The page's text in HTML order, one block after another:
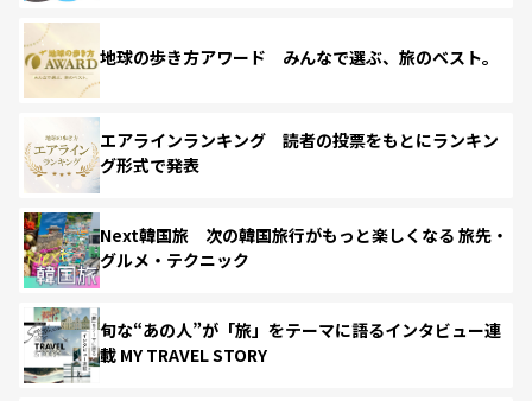
地球の歩き方アワード みんなで選ぶ、旅のベスト。
エアラインランキング 読者の投票をもとにランキン
グ形式で発表
Next韓国旅 次の韓国旅行がもっと楽しくなる 旅先・
グルメ・テクニック
旬な“あの人”が「旅」をテーマに語るインタビュー連
載 MY TRAVEL STORY